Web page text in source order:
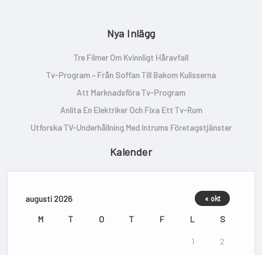
Nya Inlägg
Tre Filmer Om Kvinnligt Håravfall
Tv-Program – Från Soffan Till Bakom Kulisserna
Att Marknadsföra Tv-Program
Anlita En Elektriker Och Fixa Ett Tv-Rum
Utforska TV-Underhållning Med Intrums Företagstjänster
Kalender
augusti 2026
M T O T F L S
1 2
« okt